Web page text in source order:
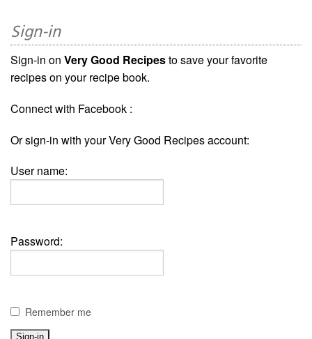
Sign-in
Sign-in on Very Good Recipesto save your favorite
recipes on your recipe book.
Connect with Facebook :
Or sign-in with your Very Good Recipes account:
User name:
Password:
Remember me